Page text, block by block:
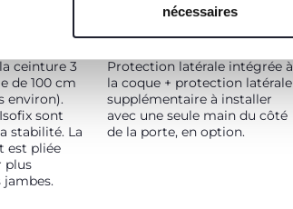
nécessaires
ceinture 3
de 100 cm
environ).
sont
stabilité. La
est pliée
plus
jambes.
SYSTÈME DE SÉCURITÉ
LATÉRAL
Protection latérale intégrée à
la coque + protection latérale
supplémentaire à installer
avec une seule main du côté
de la porte, en option.